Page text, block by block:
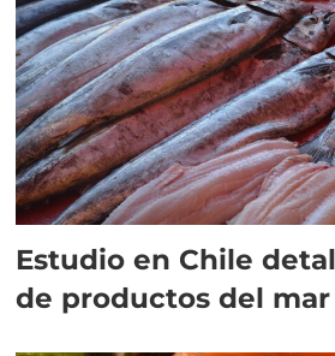
Estudio en Chile
de productos del mar